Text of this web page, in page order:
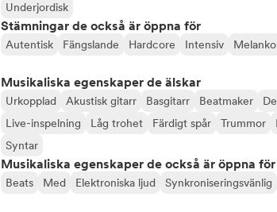
Underjordisk
Stämningar de också är öppna för
Autentisk Fängslande Hardcore Intensiv
Musikaliska egenskaper de älskar
Urkopplad Akustisk gitarr Basgitarr Beatmaker
Live-inspelning
Låg trohet Färdigt spår Trummor
Syntar
Musikaliska egenskaper de också är öppna för
Beats Med Elektroniska ljud Synkroniseringsvänlig